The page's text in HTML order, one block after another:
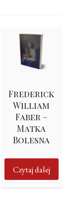
Frederick
William
Faber –
Matka
Bolesna
Czytaj dalej